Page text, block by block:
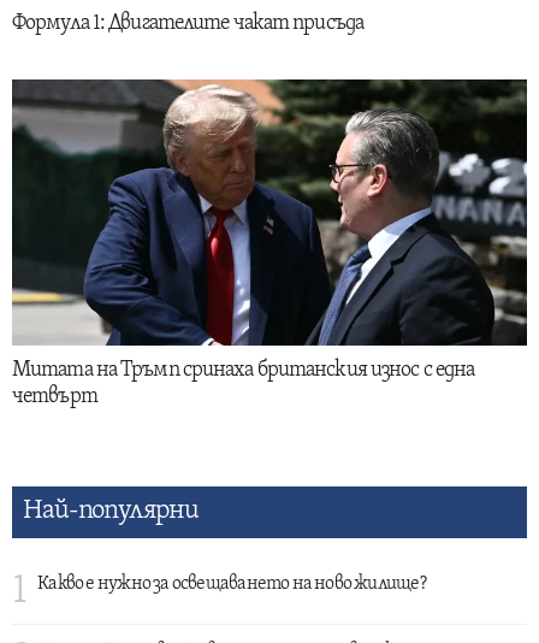
Формула 1: Двигателите чакат присъда
Митата на Тръмп сринаха британския износ с една
четвърт
Най-популярни
1 Какво е нужно за освещаването на ново жилище?